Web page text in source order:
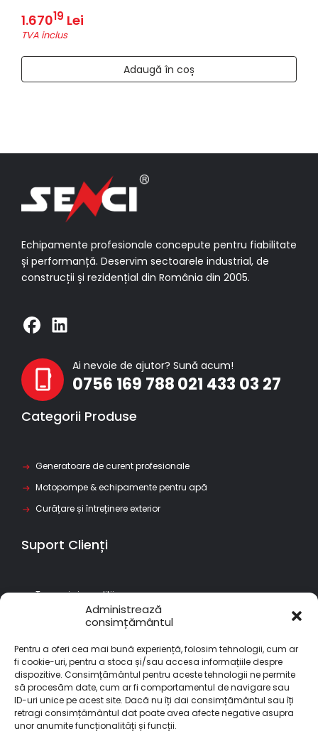
Administrează
consimțământul
Pentru a oferi cea mai bună experiență, folosim tehnologii, cum ar
fi cookie-uri, pentru a stoca și/sau accesa informațiile despre
dispozitive. Consimțământul pentru aceste tehnologii ne permite
să procesăm date, cum ar fi comportamentul de navigare sau
ID-uri unice pe acest site. Dacă nu îți dai consimțământul sau îți
retragi consimțământul dat poate avea afecte negative asupra
unor anumite funcționalități și funcții.
1.67019Lei
TVA inclus
Adaugă în coș
Echipamente profesionale concepute pentru fiabilitate
și performanță. Deservim sectoarele industrial, de
construcții și rezidențial din România din 2005.
Ai nevoie de ajutor? Sună acum!
0756 169 788021 433 03 27
Categorii Produse
Generatoare de curent profesionale
Motopompe & echipamente pentru apă
Curățare și întreținere exterior
Suport Clienți
Termeni si conditii
Politica de returnare
Politica de confidentialitate
Abonare Newsletter
Aboneaza-te la newsletter-ul Senci pentru cele mai noi
produse si promotii.